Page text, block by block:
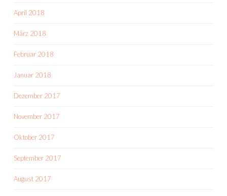
April 2018
März 2018
Februar 2018
Januar 2018
Dezember 2017
November 2017
Oktober 2017
September 2017
August 2017